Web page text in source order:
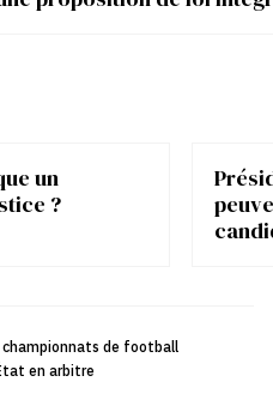
un
?
championnats de football
en arbitre